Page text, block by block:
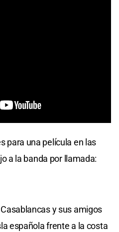
para una película en las
a la banda por llamada:
y sus amigos
española frente a la costa